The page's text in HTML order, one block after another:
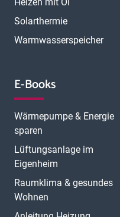
Solarthermie
Warmwasserspeicher
E-Books
Wärmepumpe & Energie
sparen
Lüftungsanlage im
Eigenheim
Raumklima & gesundes
Wohnen